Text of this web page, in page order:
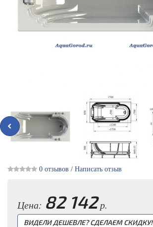
0 отзывов / Написать отзыв
Цена: 82 142р.
ВИДЕЛИ ДЕШЕВЛЕ? СДЕЛАЕМ СКИДКУ!